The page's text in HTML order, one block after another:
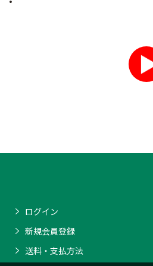
ログイン
新規会員登録
送料・支払方法